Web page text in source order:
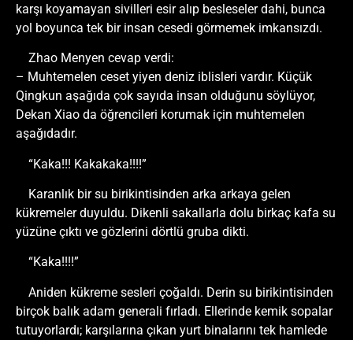
karşı koyamayan sivilleri esir alıp besleseler dahi, bunca
yol boyunca tek bir insan cesedi görmemek imkansızdı.
Zhao Menyen cevap verdi:
– Muhtemelen ceset yiyen deniz iblisleri vardır. Küçük
Qingkun aşağıda çok sayıda insan olduğunu söylüyor,
Dekan Xiao da öğrencileri korumak için muhtemelen
aşağıdadır.
“Kaka!!! Kakakaka!!!!”
Karanlık bir su birikintisinden arka arkaya gelen
kükremeler duyuldu. Dikenli sakallarla dolu birkaç kafa su
yüzüne çıktı ve gözlerini dörtlü gruba dikti.
“Kaka!!!!”
Aniden kükreme sesleri çoğaldı. Derin su birikintisinden
birçok balık adam generali fırladı. Ellerinde kemik sopalar
tutuyorlardı; karşılarına çıkan yurt binalarını tek hamlede